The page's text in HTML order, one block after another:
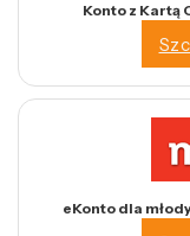
Konto z Kartą
eKonto dla